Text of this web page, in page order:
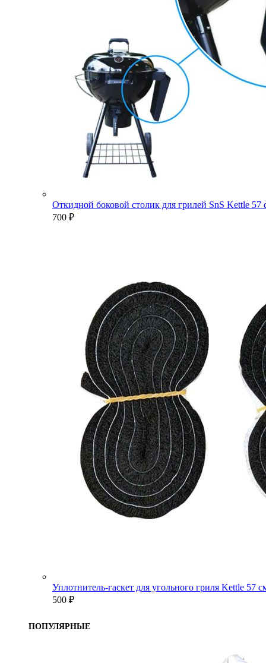
Откидной боковой столик для грилей SnS Kettle 57
700 ₽
Уплотнитель-гаскет для угольного гриля Kettle 57
500 ₽
ПОПУЛЯРНЫЕ